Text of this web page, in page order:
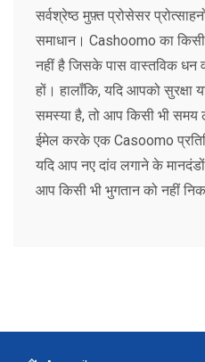
सर्वश्रेष्ठ मुफ़्त प्रोसेसर
समाधान। Cashoomo का
नहीं है जिसके पास वास्तविक धन
हों। हालाँकि, यदि आपको सुरक्षा
समस्या है, तो आप किसी भी समय
ईमेल करके एक Casoomo
यदि आप नए दांव लगाने के
आप किसी भी भुगतान को नहीं